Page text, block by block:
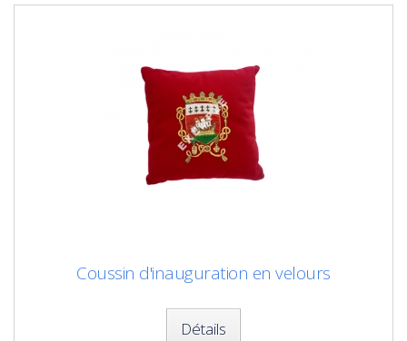
Coussin d'inauguration en velours
Détails